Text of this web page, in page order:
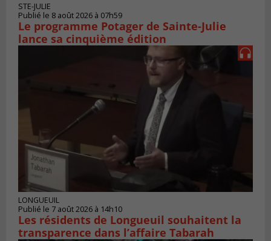
STE-JULIE
Publié le 8 août 2026 à 07h59
Le programme Potager de Sainte-Julie
lance sa cinquième édition
LONGUEUIL
Publié le 7 août 2026 à 14h10
Les résidents de Longueuil souhaitent la
transparence dans l’affaire Tabarah